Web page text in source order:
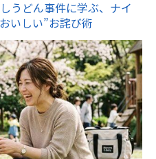
うどん事件に学ぶ、ナイ
いしい”お詫び術